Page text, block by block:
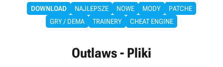
DOWNLOAD NAJLEPSZE NOWE MODY
PATCHE
GRY / DEMA
TRAINERY CHEAT ENGINE
Outlaws - Pliki